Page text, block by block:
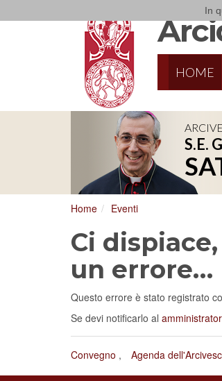
In
HOME
S.E.
Home Eventi
Ci
un errore…
Questo errore è stato registrato
Se devi notificarlo al
Convegno Agenda